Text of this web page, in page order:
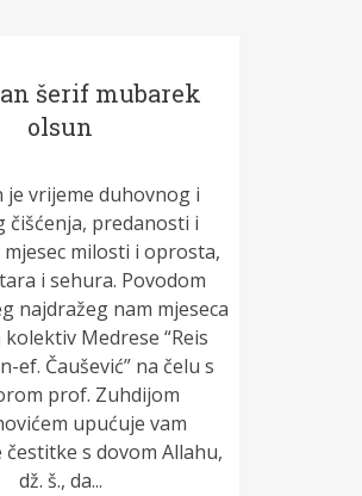
šerif mubarek
olsun
je vrijeme duhovnog i
čišćenja, predanosti i
milosti i oprosta,
i sehura. Povodom
najdražeg nam mjeseca
Medrese “Reis
ef. Čaušević” na čelu s
prof. Zuhdijom
upućuje vam
s dovom Allahu,
dž. š., da...